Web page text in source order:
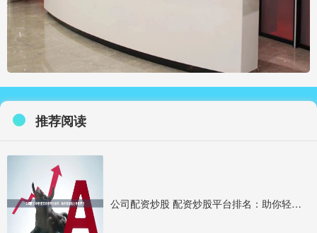
推荐阅读
公司配资炒股 配资炒股平台排名：助你轻松选出最佳平台